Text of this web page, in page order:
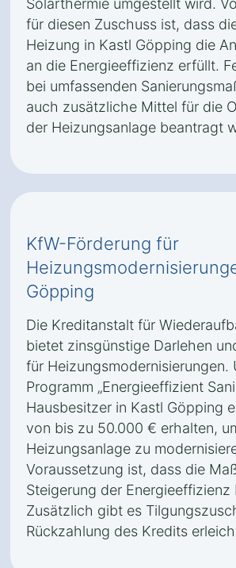
Solarthermie umgestellt wird.
für diesen Zuschuss ist, dass
Heizung in Kastl Göpping die
an die Energieeffizienz erfüllt.
bei umfassenden
auch zusätzliche Mittel für die
der Heizungsanlage beantragt
KfW-Förderung für
Göpping
Die Kreditanstalt für
bietet zinsgünstige Darlehen
für Heizungsmodernisierungen.
Programm „Energieeffizient
Hausbesitzer in Kastl Göpping
von bis zu 50.000 € erhalten,
Heizungsanlage zu
Voraussetzung ist, dass die
Steigerung der Energieeffizienz
Zusätzlich gibt es
Rückzahlung des Kredits